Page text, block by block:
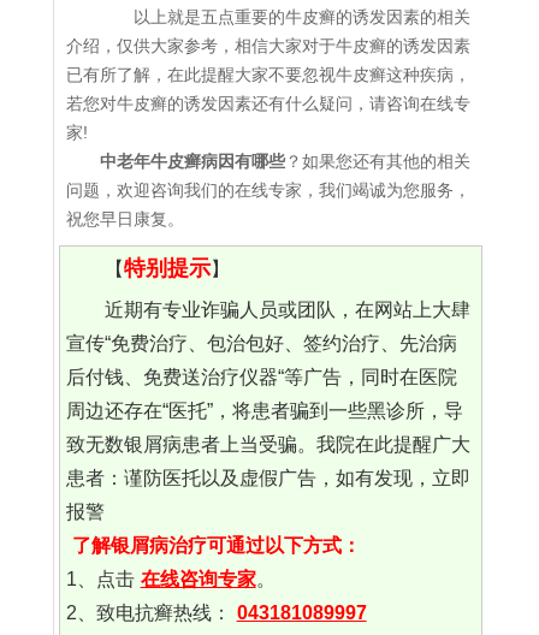
以上就是五点重要的牛皮癣的诱发因素的相关
介绍，仅供大家参考，相信大家对于牛皮癣的诱发因素
已有所了解，在此提醒大家不要忽视牛皮癣这种疾病，
若您对牛皮癣的诱发因素还有什么疑问，请咨询在线专
家!
中老年牛皮癣病因有哪些 ？如果您还有其他的相关
问题，欢迎咨询我们的在线专家，我们竭诚为您服务，
祝您早日康复。
【特别提示】
近期有专业诈骗人员或团队，在网站上大肆
宣传“免费治疗、包治包好、签约治疗、先治病
后付钱、免费送治疗仪器“等广告，同时在医院
周边还存在“医托”，将患者骗到一些黑诊所，导
致无数银屑病患者上当受骗。我院在此提醒广大
患者：谨防医托以及虚假广告，如有发现，立即
报警
了解银屑病治疗可通过以下方式：
1、点击 在线咨询专家。
2、致电抗癣热线：
043181089997